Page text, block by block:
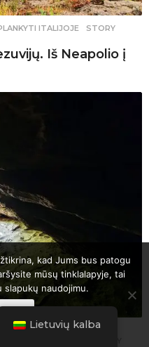
ITALIJOJE ,STORY
Iš Neapolio į
Lietuvių kalba
kad Jums bus patogu
mūsų tinklalapyje, tai
naudojimu.